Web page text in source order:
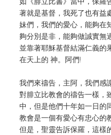
著就是基督，我死了也有益
妹們，我們的愛心，能夠在
夠分別是非，能夠做誠實無
並靠著耶穌基督結滿仁義的
在天上的 神。阿們!
我們來禱告，主阿，我們感
對腓立比教會的禱告一樣，
中，但是他們十年如一日的
教會是一個有愛心有忠心的
但是，聖靈告訴保羅，這樣